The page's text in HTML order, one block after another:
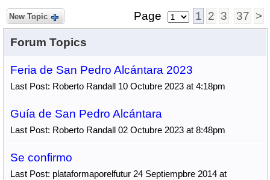
New Topic Page 1 2 3 37 >
Forum Topics
Feria de San Pedro Alcántara 2023
Last Post: Roberto Randall 10 Octubre 2023 at 4:18pm
Guía de San Pedro Alcántara
Last Post: Roberto Randall 02 Octubre 2023 at 8:48pm
Se confirmo
Last Post: plataformaporelfutur 24 Septiempbre 2014 at